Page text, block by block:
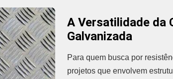
A Versatilidade da
Galvanizada
Para quem busca por
projetos que envolvem